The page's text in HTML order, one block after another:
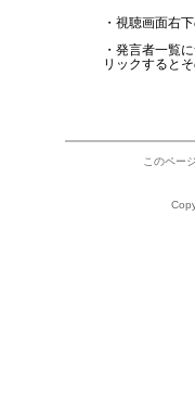
・視聴画面右
・発言者一覧
リックすると
このペー